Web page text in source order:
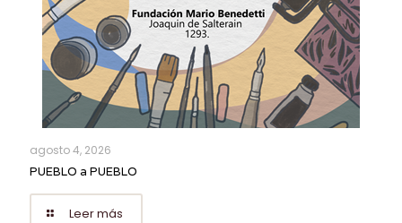
agosto 4, 2026
PUEBLO a PUEBLO
Leer más